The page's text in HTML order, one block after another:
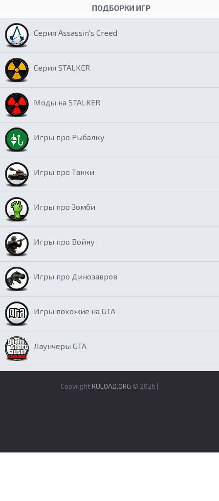
ПОДБОРКИ ИГР
Серия Assassin’s Creed
Серия STALKER
Моды на STALKER
Игры про Рыбалку
Игры про Танки
Игры про Зомби
Игры про Войну
Игры про Динозавров
Игры похожие на GTA
Лаунчеры GTA
Copyright RULOAD.ORG © 2026 |